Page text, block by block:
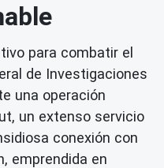
para combatir el
de Investigaciones
una operación
un extenso servicio
conexión con
emprendida en